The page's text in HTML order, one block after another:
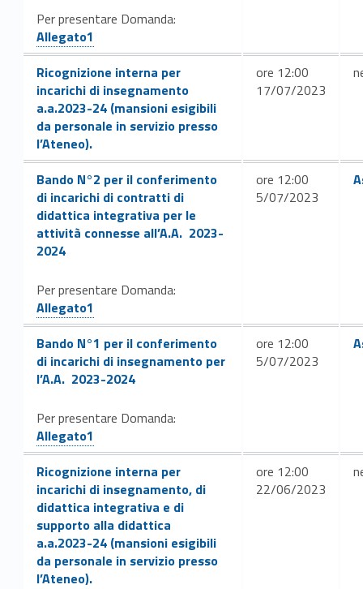
Per presentare Domanda:
Allegato1
Link identifier #identifier__70158-64
Ricognizione interna per
incarichi di insegnamento
a.a.2023-24 (mansioni esigibili
da personale in servizio presso
l’Ateneo).
ore 12:00
17/07/2023
Link identifier #identifier__180516-65
Bando N°2 per il conferimento
di incarichi di contratti di
didattica integrativa per le
attività connesse all’A.A. 2023-
2024
Per presentare Domanda:
Allegato1
ore 12:00
5/07/2023
Link identifier
Link identifier #identifier__145703-68
Bando N°1 per il conferimento
di incarichi di insegnamento per
l’A.A. 2023-2024
Per presentare Domanda:
Allegato1
ore 12:00
5/07/2023
Link
Link identifier #identifier__139797-71
Ricognizione interna per
incarichi di insegnamento, di
didattica integrativa e di
supporto alla didattica
a.a.2023-24 (mansioni esigibili
da personale in servizio presso
l’Ateneo).
ore 12:00
22/06/2023